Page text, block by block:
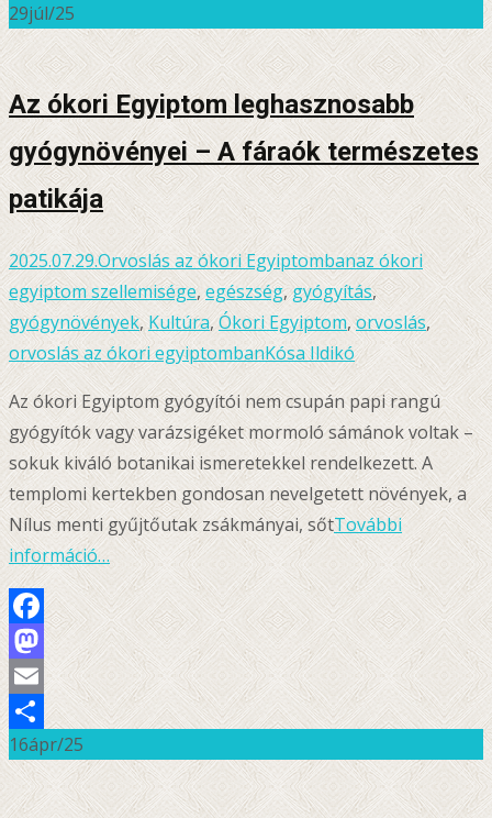
meg
29júl/25
Az ókori Egyiptom leghasznosabb
gyógynövényei – A fáraók természetes
patikája
2025.07.29.Orvoslás az ókori Egyiptombanaz ókori
egyiptom szellemisége, egészség,gyógyítás,
gyógynövények,Kultúra,Ókori Egyiptom,orvoslás,
orvoslás az ókori egyiptombanKósa Ildikó
Az ókori Egyiptom gyógyítói nem csupán papi rangú
gyógyítók vagy varázsigéket mormoló sámánok voltak –
sokuk kiváló botanikai ismeretekkel rendelkezett. A
templomi kertekben gondosan nevelgetett növények, a
Nílus menti gyűjtőutak zsákmányai, sőtTovábbi
információ…
Facebook
Mastodon
Email
Ossza
meg
16ápr/25